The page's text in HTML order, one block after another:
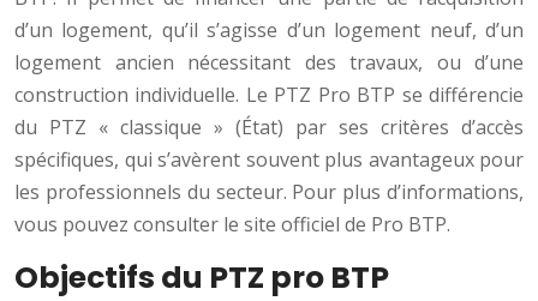
d’un logement, qu’il s’agisse d’un logement neuf, d’un
logement ancien nécessitant des travaux, ou d’une
construction individuelle. Le PTZ Pro BTP se différencie
du PTZ « classique » (État) par ses critères d’accès
spécifiques, qui s’avèrent souvent plus avantageux pour
les professionnels du secteur. Pour plus d’informations,
vous pouvez consulter le site officiel de Pro BTP.
Objectifs du PTZ pro BTP